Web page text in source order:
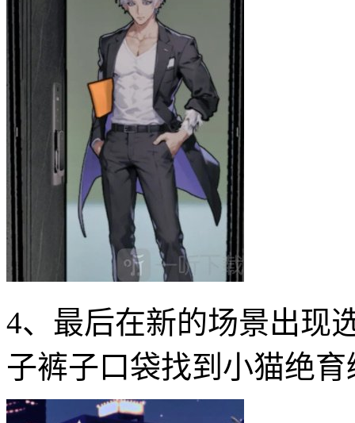
4、最后在新的场景出现
子裤子口袋找到小猫绝